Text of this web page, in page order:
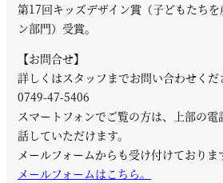
第17回キッズデザイン賞（子どもたち
ン部門）受賞。
【お問合せ】
詳しくはスタッフまでお問い合わせくだ
0749-47-5406
スマートフォンでご覧の方は、上部の電
話していただけます。
メールフォームからも受け付けておりま
メールフォームはこちら。